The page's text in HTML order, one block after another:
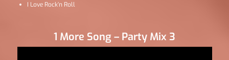
I Love Rock’n Roll
1 More Song – Party Mix 3